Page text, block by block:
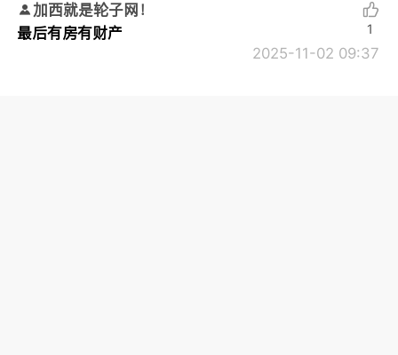
加西就是轮子网！
最后有房有财产
2025-11-02 09:37
1